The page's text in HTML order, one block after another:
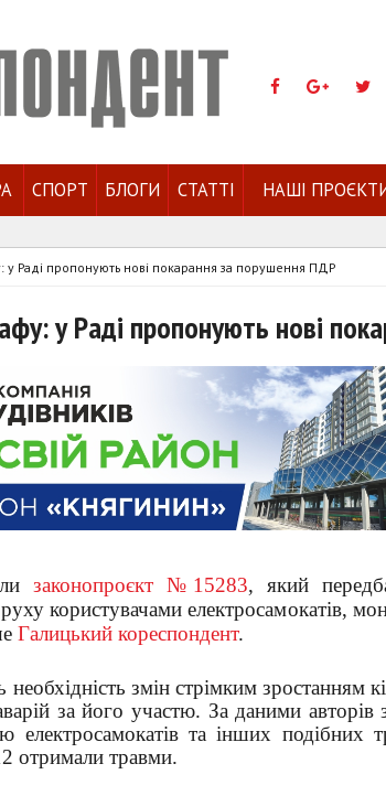
СПОРТ БЛОГИ СТАТТІ НАШІ
у Раді пропонують нові покарання за порушення ПДР
у Раді пропонують нові
законопроєкт №15283, який
користувачами електросамокатів,
Галицький кореспондент.
змін стрімким зростанням
за його участю. За даними авторів
та інших подібних
отримали травми.